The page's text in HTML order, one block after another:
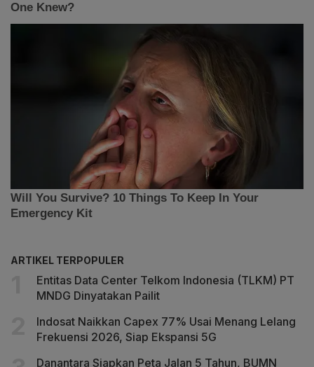
ARTIKEL TERPOPULER
Entitas Data Center Telkom Indonesia (TLKM) PT
MNDG Dinyatakan Pailit
Indosat Naikkan Capex 77% Usai Menang Lelang
Frekuensi 2026, Siap Ekspansi 5G
Danantara Siapkan Peta Jalan 5 Tahun, BUMN